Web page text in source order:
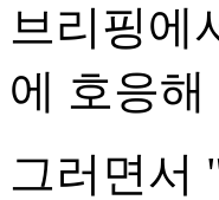
브리핑에
에 호응
그러면서